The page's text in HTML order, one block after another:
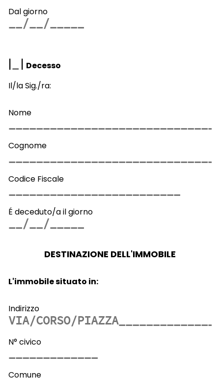
Dal giorno
| | Decesso
Il/la Sig./ra:
Nome
Cognome
Codice Fiscale
É deceduto/a il giorno
DESTINAZIONE DELL'IMMOBILE
L'immobile situato in:
Indirizzo
N° civico
Comune